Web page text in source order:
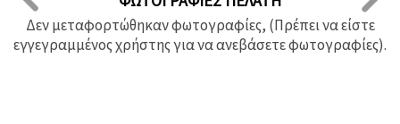
Δεν μεταφορτώθηκαν φωτογραφίες, (Πρέπει να είστε
εγγεγραμμένος χρήστης για να ανεβάσετε φωτογραφίες).